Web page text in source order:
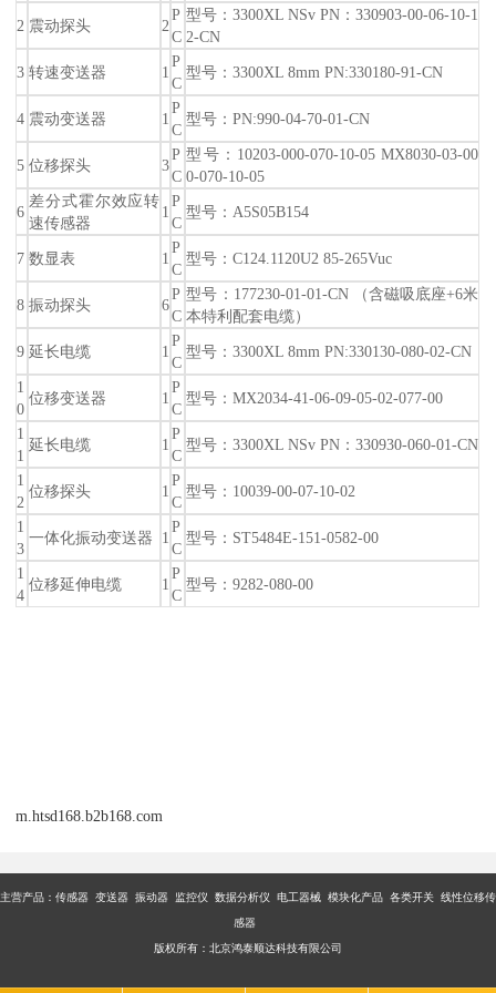
2 震动探头 2
P
C
型号：3300XL NSv PN：330903-00-06-10-1
2-CN
3 转速变送器 1
P
C
型号：3300XL 8mm PN:330180-91-CN
4 震动变送器 1
P
C
型号：PN:990-04-70-01-CN
5 位移探头 3
P
C
型号：10203-000-070-10-05 MX8030-03-00
0-070-10-05
6
差分式霍尔效应转
速传感器
1
P
C
型号：A5S05B154
7 数显表 1
P
C
型号：C124.1120U2 85-265Vuc
8 振动探头 6
P
C
型号：177230-01-01-CN （含磁吸底座+6米
本特利配套电缆）
9 延长电缆 1
P
C
型号：3300XL 8mm PN:330130-080-02-CN
1
0
位移变送器 1
P
C
型号：MX2034-41-06-09-05-02-077-00
1
1
延长电缆 1
P
C
型号：3300XL NSv PN：330930-060-01-CN
1
2
位移探头 1
P
C
型号：10039-00-07-10-02
1
3
一体化振动变送器 1
P
C
型号：ST5484E-151-0582-00
1
4
位移延伸电缆 1
P
C
型号：9282-080-00
m.htsd168.b2b168.com
主营产品：传感器 变送器 振动器 监控仪 数据分析仪 电工器械 模块化产品 各类开关 线性位移传
感器
版权所有：北京鸿泰顺达科技有限公司